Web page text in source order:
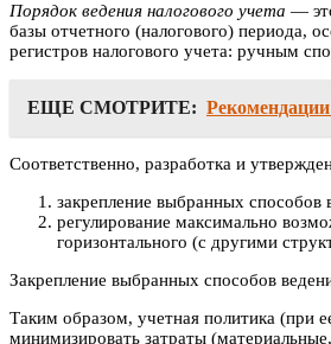
Порядок ведения налогового учета —
базы отчетного (налогового) периода,
регистров налогового учета: ручным
ЕЩЕ СМОТРИТЕ:
Соответственно, разработка и
закрепление выбранных способов
регулирование максимально
горизонтального (с другими
Закрепление выбранных способов
Таким образом, учетная политика (при
минимизировать затраты